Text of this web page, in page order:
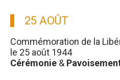
25 AOÛT
Commémoration de la
le 25 août 1944
Cérémonie &